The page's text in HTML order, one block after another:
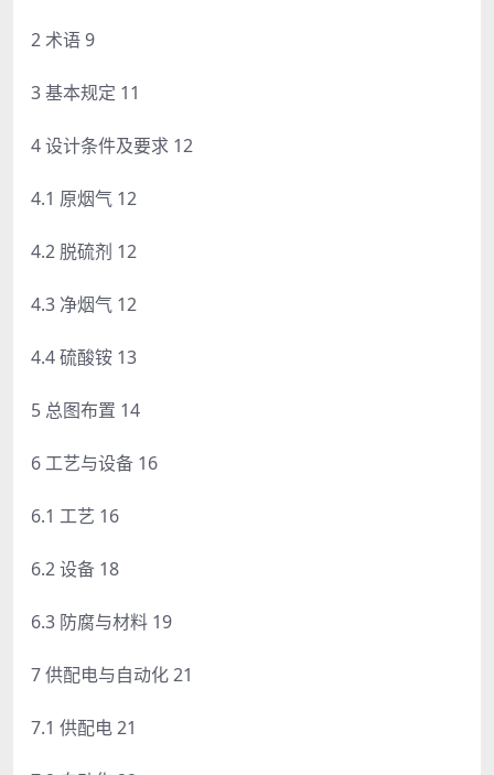
2 术语 9
3 基本规定 11
4 设计条件及要求 12
4.1 原烟气 12
4.2 脱硫剂 12
4.3 净烟气 12
4.4 硫酸铵 13
5 总图布置 14
6 工艺与设备 16
6.1 工艺 16
6.2 设备 18
6.3 防腐与材料 19
7 供配电与自动化 21
7.1 供配电 21